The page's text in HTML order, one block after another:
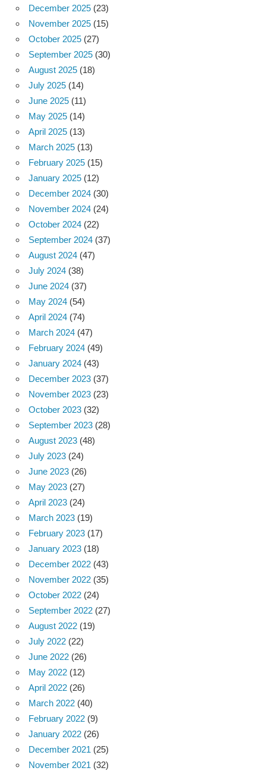
December 2025 (23)
November 2025 (15)
October 2025 (27)
September 2025 (30)
August 2025 (18)
July 2025 (14)
June 2025 (11)
May 2025 (14)
April 2025 (13)
March 2025 (13)
February 2025 (15)
January 2025 (12)
December 2024 (30)
November 2024 (24)
October 2024 (22)
September 2024 (37)
August 2024 (47)
July 2024 (38)
June 2024 (37)
May 2024 (54)
April 2024 (74)
March 2024 (47)
February 2024 (49)
January 2024 (43)
December 2023 (37)
November 2023 (23)
October 2023 (32)
September 2023 (28)
August 2023 (48)
July 2023 (24)
June 2023 (26)
May 2023 (27)
April 2023 (24)
March 2023 (19)
February 2023 (17)
January 2023 (18)
December 2022 (43)
November 2022 (35)
October 2022 (24)
September 2022 (27)
August 2022 (19)
July 2022 (22)
June 2022 (26)
May 2022 (12)
April 2022 (26)
March 2022 (40)
February 2022 (9)
January 2022 (26)
December 2021 (25)
November 2021 (32)